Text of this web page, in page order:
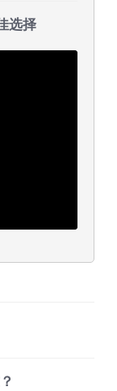
选择